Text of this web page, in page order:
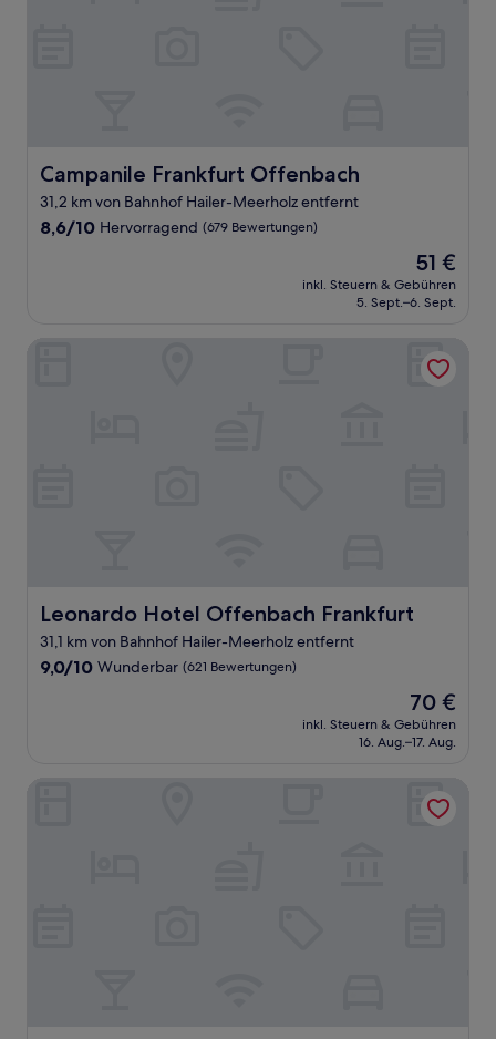
Campanile Frankfurt Offenbach
Campanile Frankfurt Offenbach
31,2 km von Bahnhof Hailer-Meerholz entfernt
8.6
8,6/10 Hervorragend (679 Bewertungen)
Der
Preis
beträgt
51 €
inkl. Steuern & Gebühren
5. Sept.–6. Sept.
Leonardo Hotel Offenbach Frankfurt
Leonardo Hotel Offenbach Frankfurt
31,1 km von Bahnhof Hailer-Meerholz entfernt
9.0
9,0/10 Wunderbar (621 Bewertungen)
Der
Preis
beträgt
70 €
inkl. Steuern & Gebühren
16. Aug.–17. Aug.